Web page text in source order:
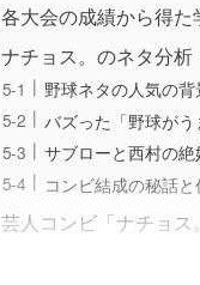
各大会の成績から得た
ナチョス。のネタ分
野球ネタの人気の
バズった「野球が
サブローと西村の
コンビ結成の秘話
芸人コンビ「ナチョス